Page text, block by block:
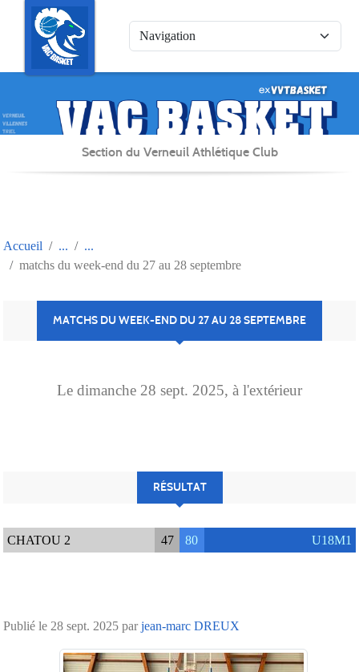
Section du Verneuil Athlétique Club
Accueil
matchs du week-end du 27 au 28 septembre
MATCHS DU WEEK-END DU 27 AU 28 SEPTEMBRE
Le dimanche 28 sept. 2025, à l'extérieur
RÉSULTAT
CHATOU 2 47 80 U18M1
Publié le 28 sept. 2025 parjean-marc DREUX
Panneau de gestion des cookies